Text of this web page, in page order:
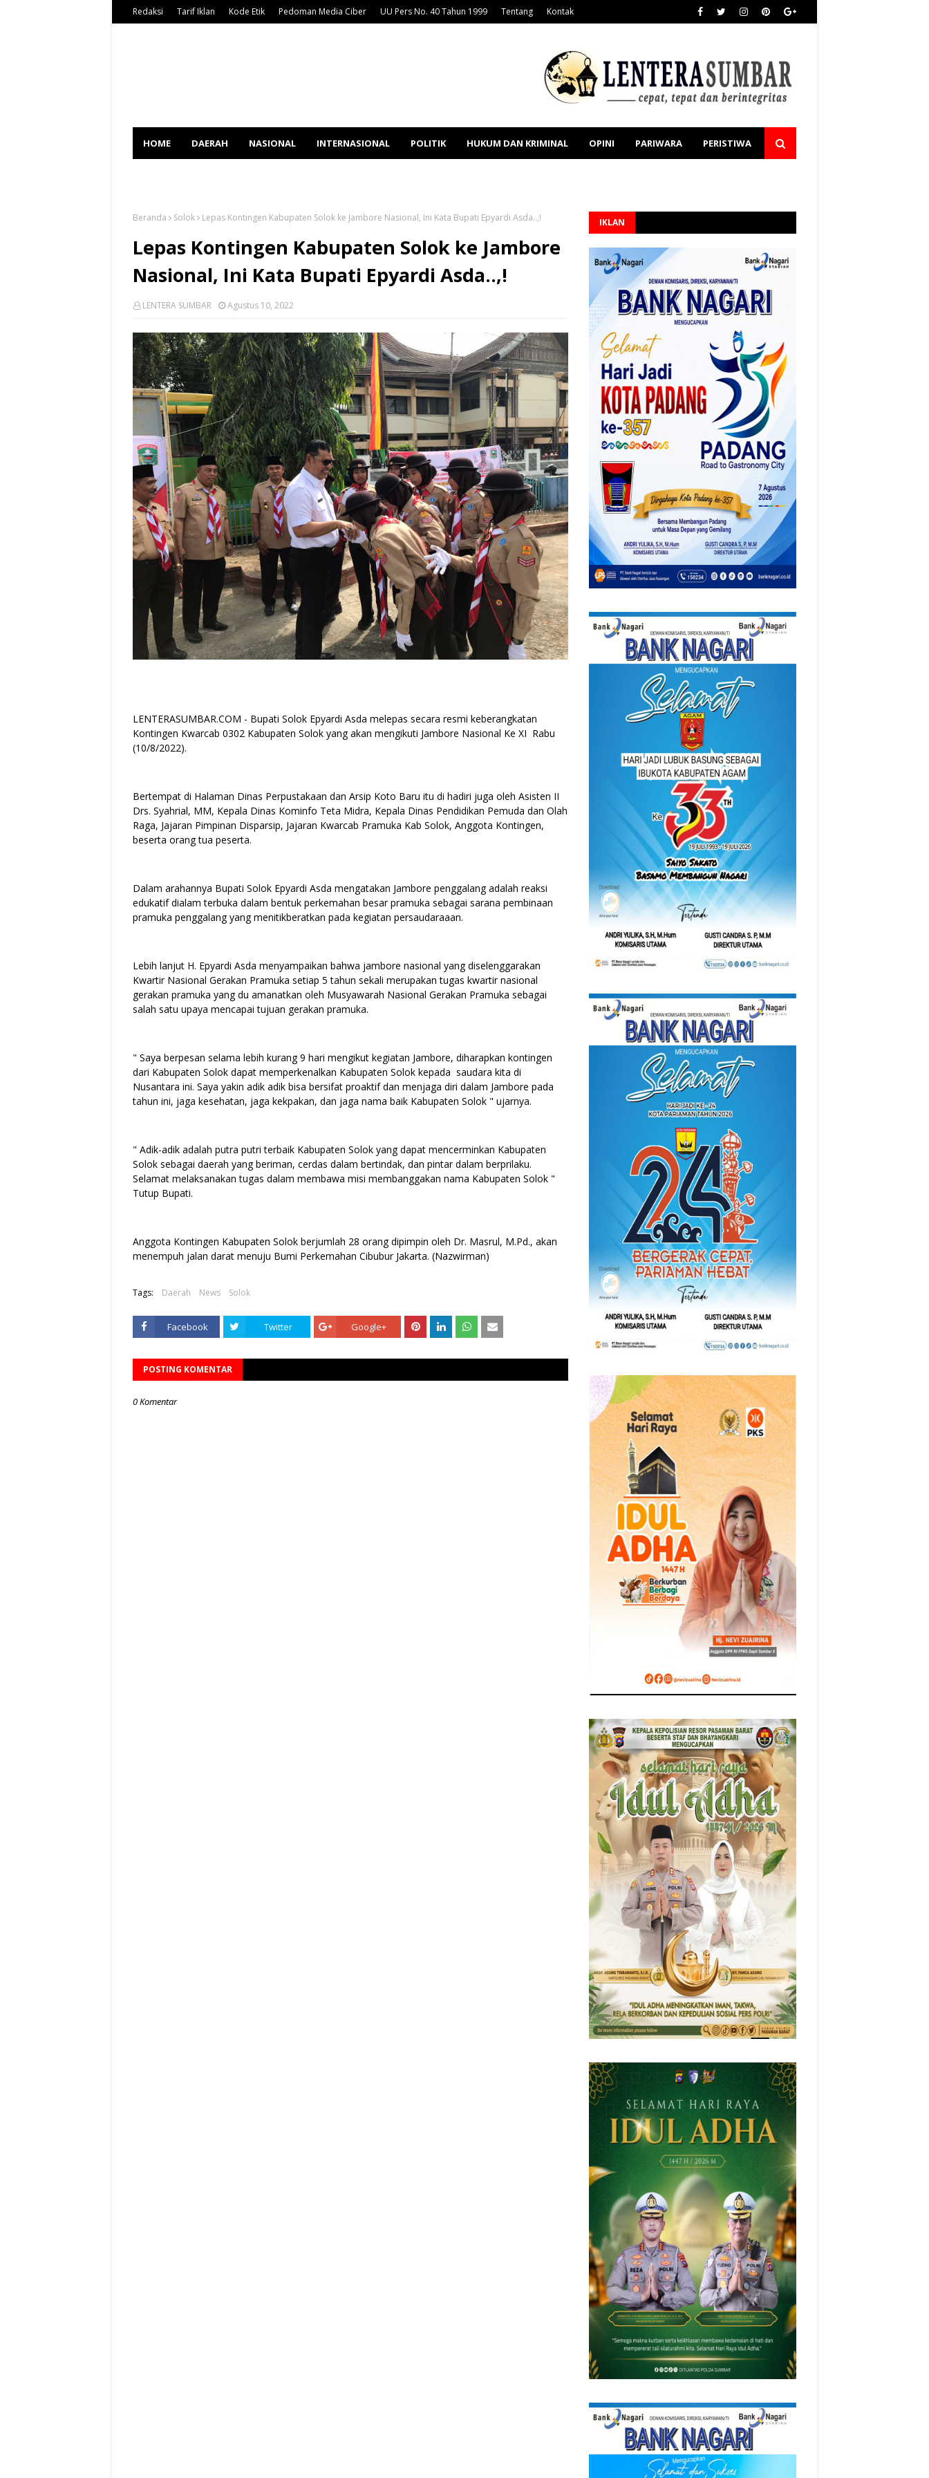
Redaksi Tarif Iklan Kode Etik Pedoman Media Ciber UU Pers No. 40 Tahun 1999 Tentang Kontak
HOME DAERAH NASIONAL INTERNASIONAL POLITIK HUKUM DAN KRIMINAL OPINI PARIWARA PERISTIWA
Beranda Solok Lepas Kontingen Kabupaten Solok ke Jambore Nasional, Ini Kata Bupati Epyardi Asda..,!
Lepas Kontingen Kabupaten Solok ke Jambore
Nasional, Ini Kata Bupati Epyardi Asda..,!
LENTERA SUMBAR Agustus 10, 2022
LENTERASUMBAR.COM - Bupati Solok Epyardi Asda melepas secara resmi keberangkatan
Kontingen Kwarcab 0302 Kabupaten Solok yang akan mengikuti Jambore Nasional Ke XI Rabu
(10/8/2022).
Bertempat di Halaman Dinas Perpustakaan dan Arsip Koto Baru itu di hadiri juga oleh Asisten II
Drs. Syahrial, MM, Kepala Dinas Kominfo Teta Midra, Kepala Dinas Pendidikan Pemuda dan Olah
Raga, Jajaran Pimpinan Disparsip, Jajaran Kwarcab Pramuka Kab Solok, Anggota Kontingen,
beserta orang tua peserta.
Dalam arahannya Bupati Solok Epyardi Asda mengatakan Jambore penggalang adalah reaksi
edukatif dialam terbuka dalam bentuk perkemahan besar pramuka sebagai sarana pembinaan
pramuka penggalang yang menitikberatkan pada kegiatan persaudaraaan.
Lebih lanjut H. Epyardi Asda menyampaikan bahwa jambore nasional yang diselenggarakan
Kwartir Nasional Gerakan Pramuka setiap 5 tahun sekali merupakan tugas kwartir nasional
gerakan pramuka yang du amanatkan oleh Musyawarah Nasional Gerakan Pramuka sebagai
salah satu upaya mencapai tujuan gerakan pramuka.
" Saya berpesan selama lebih kurang 9 hari mengikut kegiatan Jambore, diharapkan kontingen
dari Kabupaten Solok dapat memperkenalkan Kabupaten Solok kepada saudara kita di
Nusantara ini. Saya yakin adik adik bisa bersifat proaktif dan menjaga diri dalam Jambore pada
tahun ini, jaga kesehatan, jaga kekpakan, dan jaga nama baik Kabupaten Solok " ujarnya.
" Adik-adik adalah putra putri terbaik Kabupaten Solok yang dapat mencerminkan Kabupaten
Solok sebagai daerah yang beriman, cerdas dalam bertindak, dan pintar dalam berprilaku.
Selamat melaksanakan tugas dalam membawa misi membanggakan nama Kabupaten Solok "
Tutup Bupati.
Anggota Kontingen Kabupaten Solok berjumlah 28 orang dipimpin oleh Dr. Masrul, M.Pd., akan
menempuh jalan darat menuju Bumi Perkemahan Cibubur Jakarta. (Nazwirman)
Tags: Daerah News Solok
Facebook Twitter Google+
POSTING KOMENTAR
0 Komentar
IKLAN